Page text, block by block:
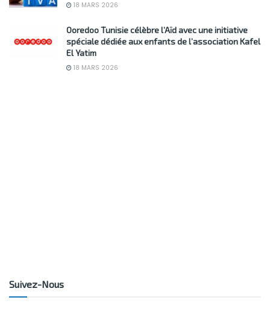
18 MARS 2026
Ooredoo Tunisie célèbre l’Aïd avec une initiative
spéciale dédiée aux enfants de l’association Kafel
El Yatim
18 MARS 2026
Suivez-Nous